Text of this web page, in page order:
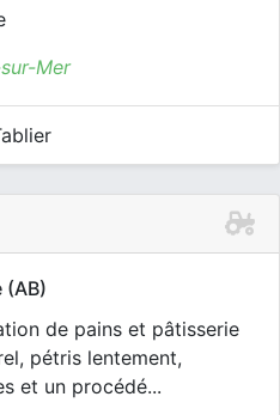
Mer
de pains et pâtisserie
pétris lentement,
et un procédé...